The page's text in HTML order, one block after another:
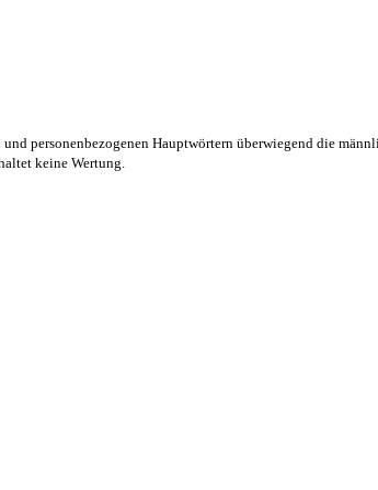
personenbezogenen Hauptwörtern überwiegend die
keine Wertung.